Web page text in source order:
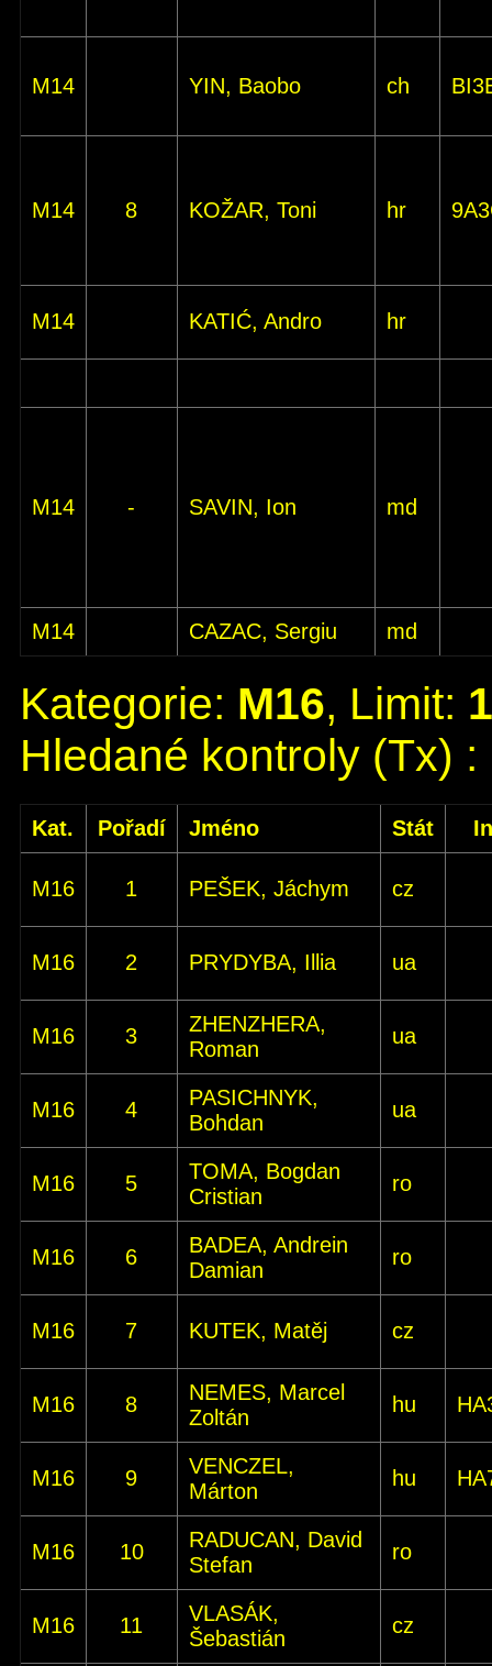
M14 YIN, Baobo ch
M14 8 KOŽAR, Toni hr
M14 KATIĆ, Andro hr
M14 - SAVIN, Ion md
M14 CAZAC, Sergiu md
Kategorie: M16, Limit:
Hledané kontroly (Tx) :
Kat. Pořadí Jméno Stát
M16 1 PEŠEK, Jáchym cz
M16 2 PRYDYBA, Illia ua
M16 3
ZHENZHERA,
Roman
ua
M16 4
PASICHNYK,
Bohdan
ua
M16 5
TOMA, Bogdan
Cristian
ro
M16 6
BADEA, Andrein
Damian
ro
M16 7 KUTEK, Matěj cz
M16 8
NEMES, Marcel
Zoltán
hu
M16 9
VENCZEL,
Márton
hu
M16 10
RADUCAN, David
Stefan
ro
M16 11
VLASÁK,
Šebastián
cz